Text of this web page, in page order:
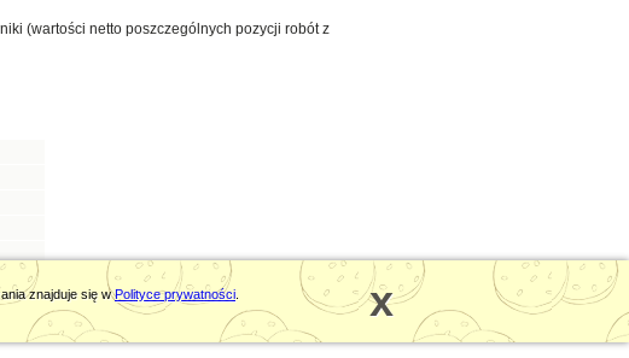
znajduje się wPolityce prywatności.
x
(wartości netto poszczególnych pozycji robót z